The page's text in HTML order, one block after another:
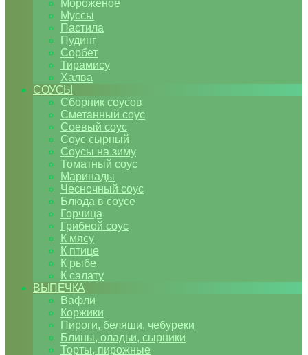
Мороженое
Муссы
Пастила
Пудинг
Сорбет
Тирамису
Халва
СОУСЫ
Сборник соусов
Сметанный соус
Соевый соус
Соус сырный
Соусы на зиму
Томатный соус
Маринады
Чесночный соус
Блюда в соусе
Горчица
Грибной соус
К мясу
К птице
К рыбе
К салату
ВЫПЕЧКА
Вафли
Коржики
Пироги, беляши, чебуреки
Блины, оладьи, сырники
Торты, пирожные